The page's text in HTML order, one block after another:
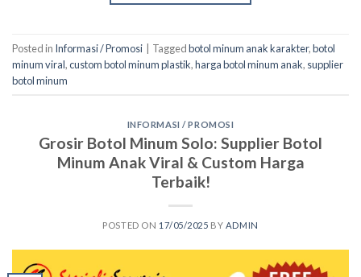
Posted in Informasi / Promosi | Taggedbotol minum anak karakter,botol
minum viral,custom botol minum plastik,harga botol minum anak, supplier
botol minum
INFORMASI / PROMOSI
Grosir Botol Minum Solo: Supplier Botol
Minum Anak Viral & Custom Harga
Terbaik!
POSTED ON 17/05/2025 BY ADMIN